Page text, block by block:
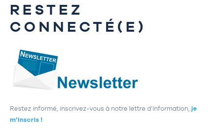
RESTEZ
CONNECTÉ(E)
Restez informé, inscrivez-vous à notre lettre d’information, je
m’inscris !